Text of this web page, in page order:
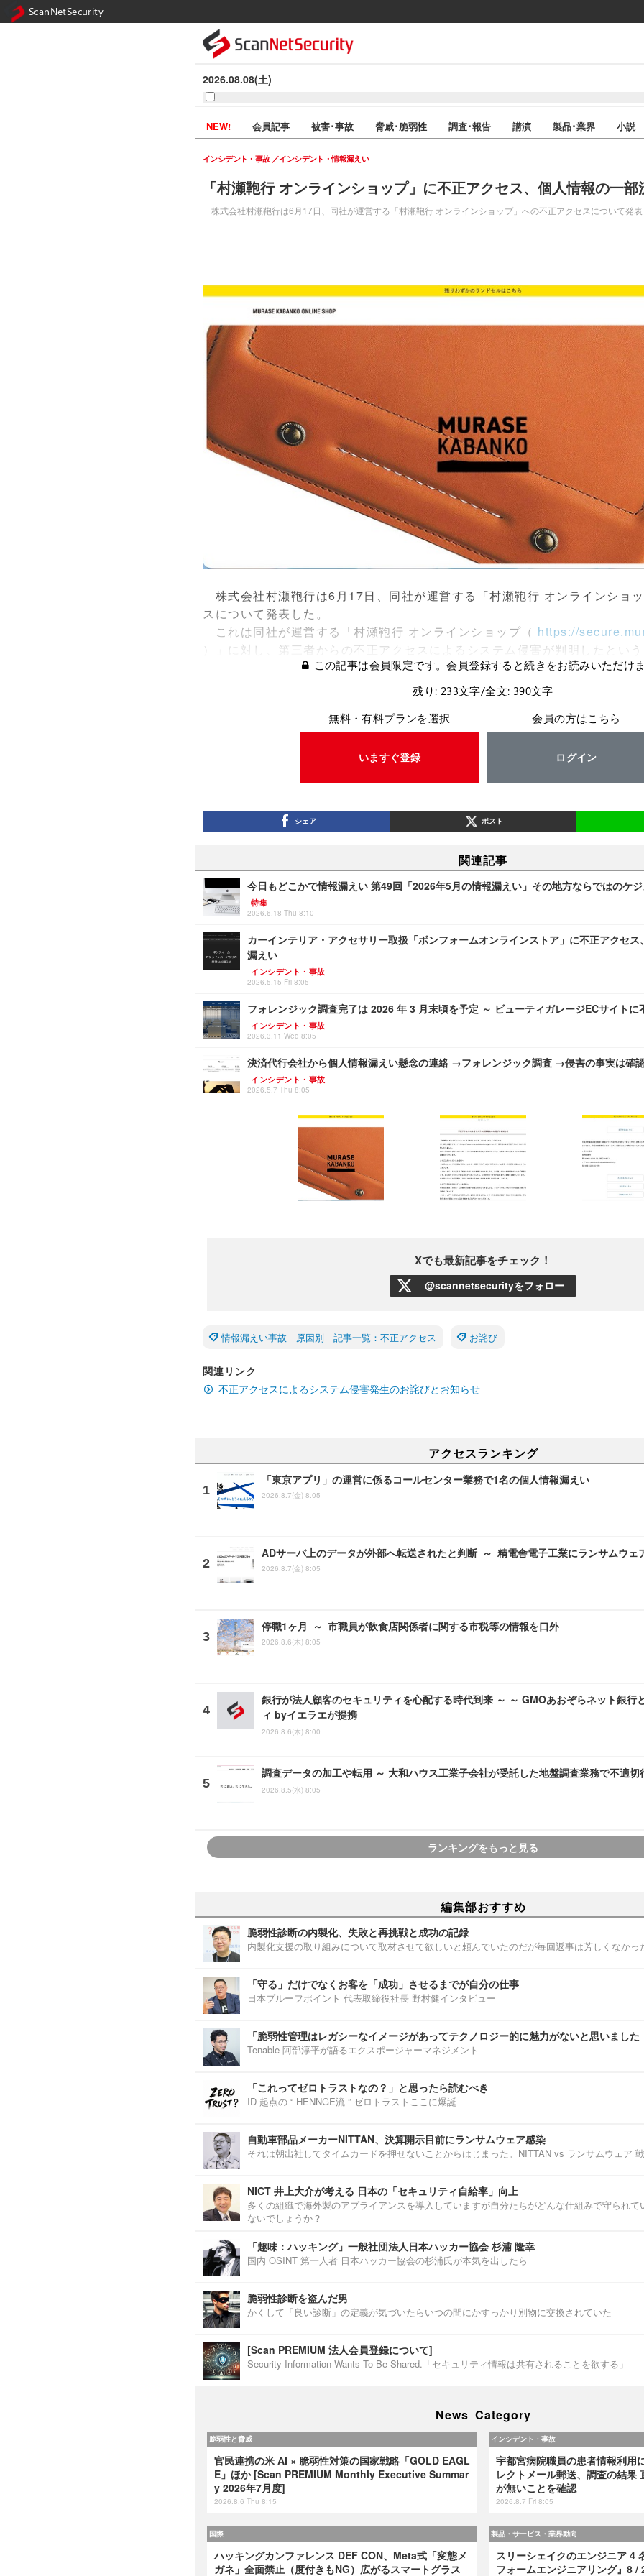
2026.08.08(土)
NEW! 会員記事 被害･事故 脅威･脆弱性 調査･報告 講演 製品･業界 小説
「村瀬鞄行 オンラインショップ」に不正アクセス、個人情報の一
株式会社村瀬鞄行は6月17日、同社が運営する「村瀬鞄行 オンラインショップ」への不正アクセスについて発表
インシデント・事故 インシデント・情報漏えい
株式会社村瀬鞄行は6月17日、同社が運営する「村瀬鞄行 オンラインショ
スについて発表した。
これは同社が運営する「村瀬鞄行 オンラインショップ（ https://
）」に対し、第三者からの不正アクセスによるシステム侵害が判明したという
この記事は会員限定です。会員登録すると続きをお読みいただけま
残り: 233文字/全文: 390文字
無料・有料プランを選択
いますぐ登録
会員の方はこちら
ログイン
シェア ポスト
関連記事
今日もどこかで情報漏えい 第49回「2026年5月の情報漏えい」その地方ならではのケ
特集
2026.6.18 Thu 8:10
カーインテリア・アクセサリー取扱「ボンフォームオンラインストア」に不正アクセ
漏えい
インシデント・事故
2026.5.15 Fri 8:05
フォレンジック調査完了は 2026 年 3 月末頃を予定 ～ ビューティガレージECサイトに
インシデント・事故
2026.3.11 Wed 8:05
決済代行会社から個人情報漏えい懸念の連絡 →フォレンジック調査 →侵害の事実は確
インシデント・事故
2026.5.7 Thu 8:05
Xでも最新記事をチェック！
@scannetsecurityをフォロー
情報漏えい事故 原因別 記事一覧：不正アクセス お詫び
関連リンク
不正アクセスによるシステム侵害発生のお詫びとお知らせ
アクセスランキング
「東京アプリ」の運営に係るコールセンター業務で1名の個人情報漏えい
2026.8.7(金) 8:05
ADサーバ上のデータが外部へ転送されたと判断 ～ 精電舎電子工業にランサムウェ
2026.8.7(金) 8:05
停職1ヶ月 ～ 市職員が飲食店関係者に関する市税等の情報を口外
2026.8.6(木) 8:05
銀行が法人顧客のセキュリティを心配する時代到来 ～ ～ GMOあおぞらネット銀行
ィ byイエラエが提携
2026.8.6(木) 8:00
調査データの加工や転用 ～ 大和ハウス工業子会社が受託した地盤調査業務で不適切
2026.8.5(水) 8:05
ランキングをもっと見る
編集部おすすめ
脆弱性診断の内製化、失敗と再挑戦と成功の記録
内製化支援の取り組みについて取材させて欲しいと頼んでいたのだが毎回返事は芳しくなかっ
「守る」だけでなくお客を「成功」させるまでが自分の仕事
日本プルーフポイント 代表取締役社長 野村健インタビュー
「脆弱性管理はレガシーなイメージがあってテクノロジー的に魅力がないと思いました
Tenable 阿部淳平が語るエクスポージャーマネジメント
「これってゼロトラストなの？」と思ったら読むべき
ID 起点の “ HENNGE流 ” ゼロトラストここに爆誕
自動車部品メーカーNITTAN、決算開示目前にランサムウェア感染
それは朝出社してタイムカードを押せないことからはじまった。NITTAN vs ランサムウェア
NICT 井上大介が考える 日本の「セキュリティ自給率」向上
多くの組織で海外製のアプライアンスを導入していますが自分たちがどんな仕組みで守られ
ないでしょうか？
「趣味：ハッキング」一般社団法人日本ハッカー協会 杉浦 隆幸
国内 OSINT 第一人者 日本ハッカー協会の杉浦氏が本気を出したら
脆弱性診断を盗んだ男
かくして「良い診断」の定義が気づいたらいつの間にかすっかり別物に交換されていた
[Scan PREMIUM 法人会員登録について]
Security Information Wants To Be Shared.「セキュリティ情報は共有されることを欲する」
News Category
脆弱性と脅威
官民連携の米 AI × 脆弱性対策の国家戦略「GOLD EAGL
E」ほか [Scan PREMIUM Monthly Executive Summar
y 2026年7月度]
2026.8.6 Thu 8:15
インシデント・事故
宇都宮病院職員の患者情報利用
レクトメール郵送、調査の結果
が無いことを確認
2026.8.7 Fri 8:05
国際
ハッキングカンファレンス DEF CON、Meta式「変態メ
ガネ」全面禁止（度付きもNG）広がるスマートグラス
製品・サービス・業界動向
スリーシェイクのエンジニア 4
フォームエンジニアリング』8 /
ScanNetSecurity